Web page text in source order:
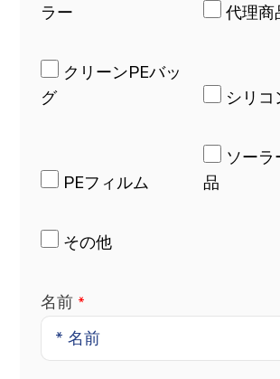
ラー
代理商
クリーンPEバッ
グ
シリ
PEフィルム
ソー
品
その他
名前 *